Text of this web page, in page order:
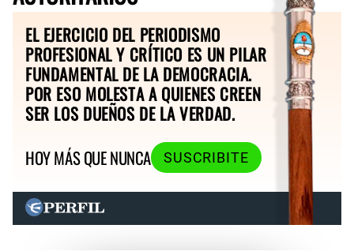
EL EJERCICIO DEL PERIODISMO
PROFESIONAL Y CRÍTICO ES UN PILAR
FUNDAMENTAL DE LA DEMOCRACIA.
POR ESO MOLESTA A QUIENES CREEN
SER LOS DUEÑOS DE LA VERDAD.
HOY MÁS QUE NUNCA
SUSCRIBITE